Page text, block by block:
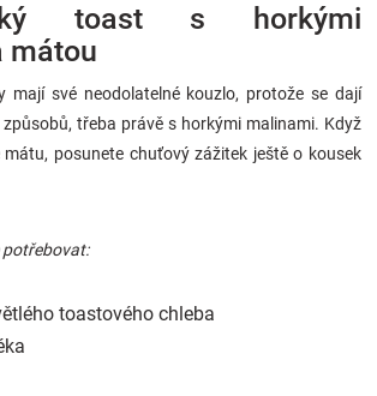
toast s horkými
mátou
mají své neodolatelné kouzlo, protože se dají
třeba právě s horkými malinami. Když
posunete chuťový zážitek ještě o kousek
potřebovat:
toastového chleba